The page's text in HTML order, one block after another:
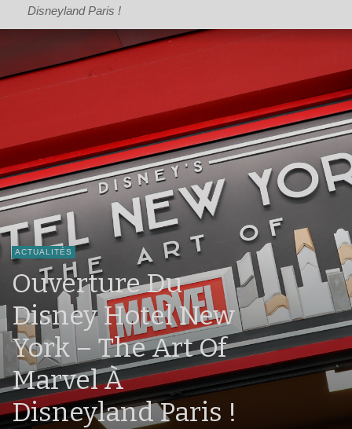
Disneyland Paris !
ACTUALITÉS
Ouverture Du
Disney Hotel New
York – The Art Of
Marvel À
Disneyland Paris !